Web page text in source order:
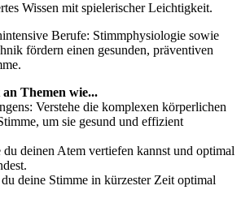
Wissen mit spielerischer Leichtigkeit.
Berufe: Stimmphysiologie sowie
fördern einen gesunden, präventiven
Themen wie...
Verstehe die komplexen körperlichen
um sie gesund und effizient
deinen Atem vertiefen kannst und optimal
deine Stimme in kürzester Zeit optimal